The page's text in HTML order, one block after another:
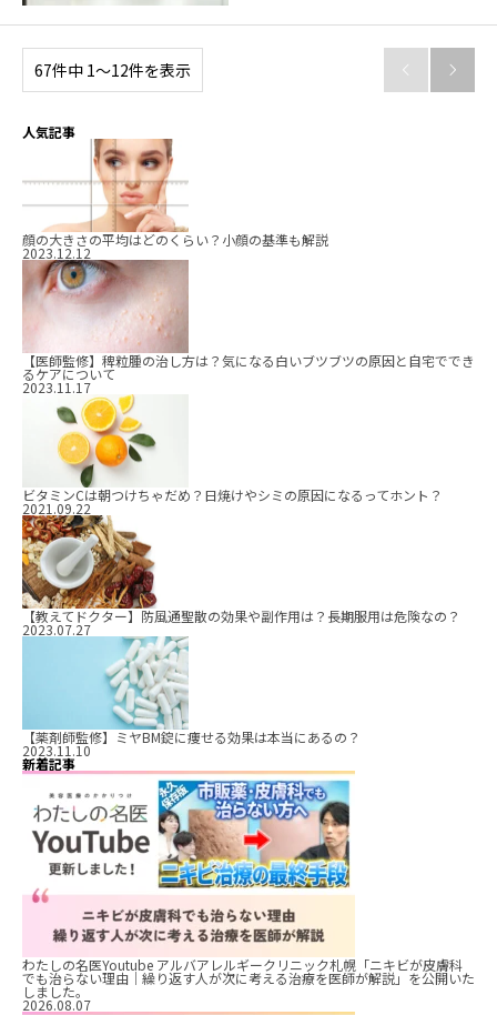
67件中 1〜12件を表示  
人気記事
顔の大きさの平均はどのくらい？小顔の基準も解説
2023.12.12
【医師監修】稗粒腫の治し方は？気になる白いブツブツの原因と自宅ででき
るケアについて
2023.11.17
ビタミンCは朝つけちゃだめ？日焼けやシミの原因になるってホント？
2021.09.22
【教えてドクター】防風通聖散の効果や副作用は？長期服用は危険なの？
2023.07.27
【薬剤師監修】ミヤBM錠に痩せる効果は本当にあるの？
2023.11.10
新着記事
わたしの名医Youtube アルバアレルギークリニック札幌「ニキビが皮膚科
でも治らない理由｜繰り返す人が次に考える治療を医師が解説」を公開いた
しました。
2026.08.07